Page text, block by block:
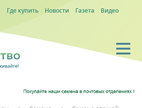
Где купить Новости Газета
Видео